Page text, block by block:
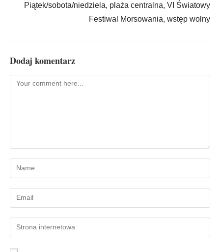
Piątek/sobota/niedziela, plaża centralna, VI Światowy
Festiwal Morsowania, wstęp wolny
Dodaj komentarz